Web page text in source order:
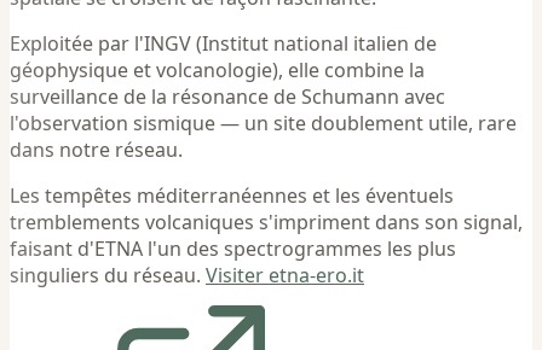
Exploitée par l'INGV (Institut national italien de
géophysique et volcanologie), elle combine la
surveillance de la résonance de Schumann avec
l'observation sismique — un site doublement utile, rare
dans notre réseau.
Les tempêtes méditerranéennes et les éventuels
tremblements volcaniques s'impriment dans son signal,
faisant d'ETNA l'un des spectrogrammes les plus
singuliers du réseau. Visiter etna-ero.it